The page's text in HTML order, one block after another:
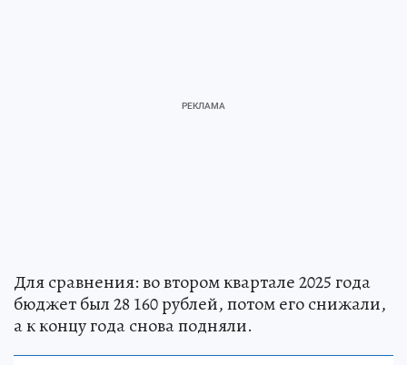
Для сравнения: во втором квартале 2025 года
бюджет был 28 160 рублей, потом его снижали,
а к концу года снова подняли.